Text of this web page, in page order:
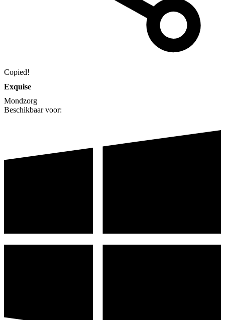
Copied!
Exquise
Mondzorg
Beschikbaar voor: